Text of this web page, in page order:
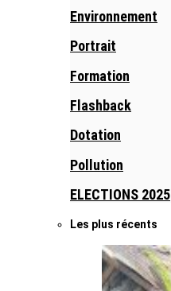
Environnement
Portrait
Formation
Flashback
Dotation
Pollution
ELECTIONS 2025
Les plus récents